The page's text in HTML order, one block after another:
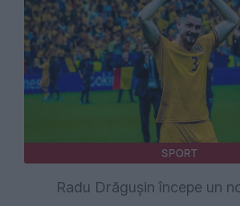
SPORT
Radu Drăgușin începe un